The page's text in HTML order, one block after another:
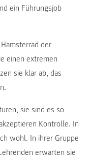
ein Führungsjob
der
einen extremen
sie klar ab, das
sie sind es so
Kontrolle. In
wohl. In ihrer Gruppe
erwarten sie